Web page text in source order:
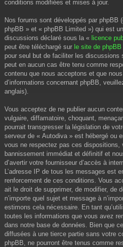
conditions modifiées et mises à jour.
Nos forums sont développés par phpBB
phpBB » et « phpBB Limited ») qui est
discussions déclaré sous la « licence
peut être téléchargé sur le site de phpBB
pour seul but de faciliter les discussions
peut en aucun cas être tenu comme
contenu que nous acceptons et que
d’informations concernant phpBB,
anglais).
Vous acceptez de ne publier aucun
vulgaire, diffamatoire, choquant,
pourrait transgresser la législation de
serveur de « Autodiva » est hébergé ou
vous ne respectez pas ces dispositions,
bannissement immédiat et définitif et
d’avertir votre fournisseur d’accès à
L’adresse IP de tous les messages est
renforcement de ces conditions. Vous
ait le droit de supprimer, de modifier, de
n’importe quel sujet et message à
estimons cela nécessaire. En tant
toutes les informations que vous avez
dans notre base de données. Bien que
diffusées à une tierce partie sans votre
phpBB, ne pourront être tenus comme